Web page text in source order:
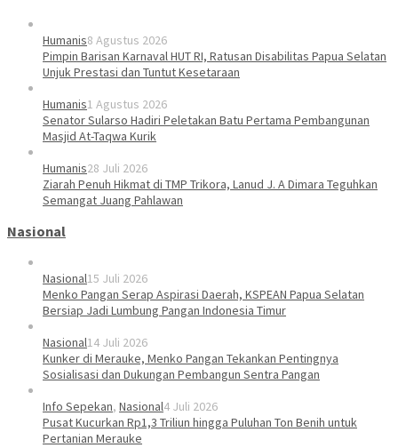
Humanis8 Agustus 2026
Pimpin Barisan Karnaval HUT RI, Ratusan Disabilitas Papua Selatan
Unjuk Prestasi dan Tuntut Kesetaraan
Humanis1 Agustus 2026
Senator Sularso Hadiri Peletakan Batu Pertama Pembangunan
Masjid At-Taqwa Kurik
Humanis28 Juli 2026
Ziarah Penuh Hikmat di TMP Trikora, Lanud J. A Dimara Teguhkan
Semangat Juang Pahlawan
Nasional
Nasional15 Juli 2026
Menko Pangan Serap Aspirasi Daerah, KSPEAN Papua Selatan
Bersiap Jadi Lumbung Pangan Indonesia Timur
Nasional14 Juli 2026
Kunker di Merauke, Menko Pangan Tekankan Pentingnya
Sosialisasi dan Dukungan Pembangun Sentra Pangan
Info Sepekan, Nasional4 Juli 2026
Pusat Kucurkan Rp1,3 Triliun hingga Puluhan Ton Benih untuk
Pertanian Merauke